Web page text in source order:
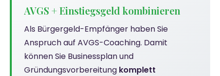
AVGS + Einstiegsgeld kombinieren
Als Bürgergeld-Empfänger haben Sie
Anspruch auf AVGS-Coaching. Damit
können Sie Businessplan und
Gründungsvorbereitung komplett